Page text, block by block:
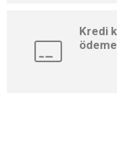
Kredi